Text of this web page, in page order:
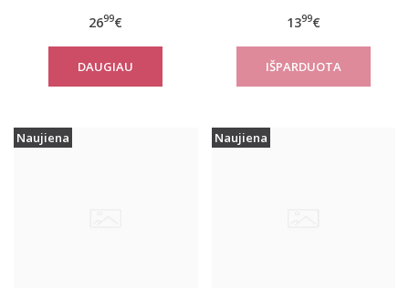
2699€
DAUGIAU
1399€
Naujiena Naujiena